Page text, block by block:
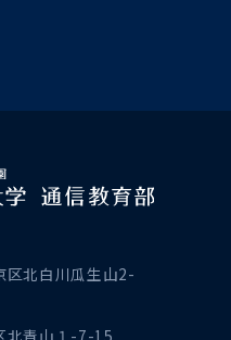
北白川瓜生山2-
青山１-7-15